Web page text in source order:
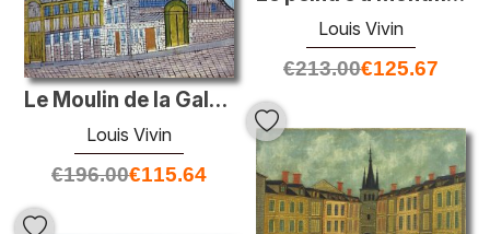
Louis Vivin
€213.00€125.67
Le Moulin de la Galette
Louis Vivin
€196.00€115.64